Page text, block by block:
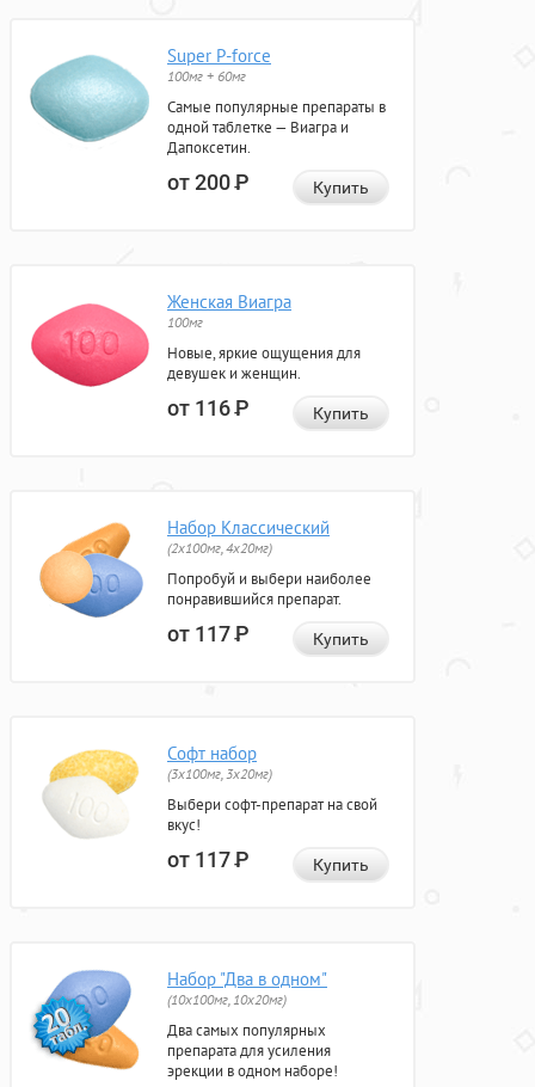
Super P-force
100мг + 60мг
Самые популярные препараты в
одной таблетке — Виагра и
Дапоксетин.
от 200Р Купить
Женская Виагра
100мг
Новые, яркие ощущения для
девушек и женщин.
от 116Р Купить
Набор Классический
(2x100мг, 4x20мг)
Попробуй и выбери наиболее
понравившийся препарат.
от 117Р Купить
Софт набор
(3x100мг, 3x20мг)
Выбери софт-препарат на свой
вкус!
от 117Р Купить
Набор "Два в одном"
(10x100мг, 10x20мг)
Два самых популярных
препарата для усиления
эрекции в одном наборе!